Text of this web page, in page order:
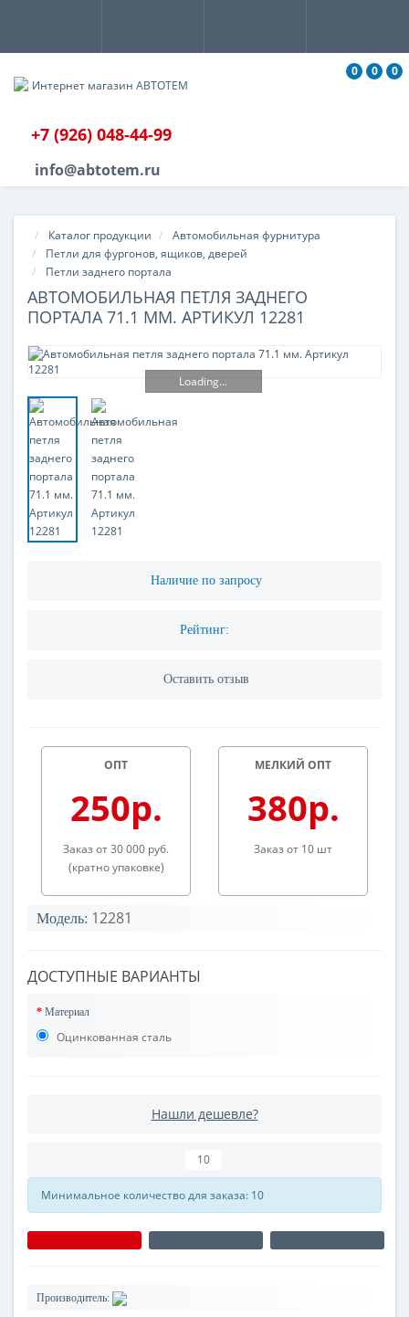
0 0 0
+7 (926) 048-44-99
info@abtotem.ru
Каталог продукции
Автомобильная фурнитура
Петли для фургонов, ящиков, дверей
Петли заднего портала
АВТОМОБИЛЬНАЯ ПЕТЛЯ ЗАДНЕГО
ПОРТАЛА 71.1 ММ. АРТИКУЛ 12281
Loading...
Наличие по запросу
Рейтинг:
Оставить отзыв
ОПТ
250р.
Заказ от 30 000 руб.
(кратно упаковке)
МЕЛКИЙ ОПТ
380р.
Заказ от 10 шт
Модель: 12281
ДОСТУПНЫЕ ВАРИАНТЫ
Материал
Оцинкованная сталь
Нашли дешевле?
Минимальное количество для заказа: 10
Производитель: